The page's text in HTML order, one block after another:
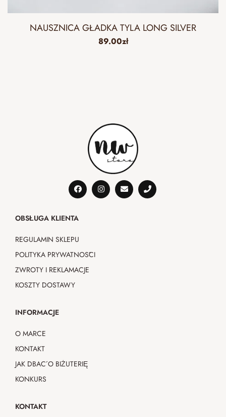
NAUSZNICA GŁADKA TYLA LONG SILVER
89.00zł
OBSŁUGA KLIENTA
REGULAMIN SKLEPU
POLITYKA PRYWATNOŚCI
ZWROTY I REKLAMACJE
KOSZTY DOSTAWY
INFORMACJE
O MARCE
KONTAKT
JAK DBAĆ O BIŻUTERIĘ
KONKURS
KONTAKT